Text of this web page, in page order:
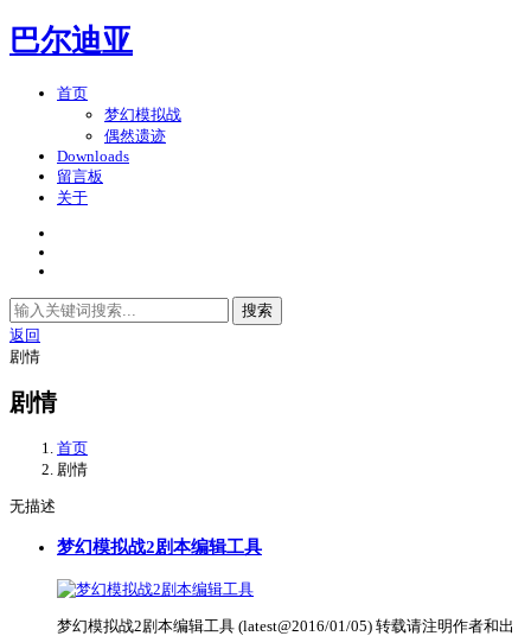
巴尔迪亚
首页
梦幻模拟战
偶然遗迹
Downloads
留言板
关于
搜索
返回
剧情
剧情
首页
剧情
无描述
梦幻模拟战2剧本编辑工具
梦幻模拟战2剧本编辑工具 (latest@2016/01/05) 转载请注明作者和出